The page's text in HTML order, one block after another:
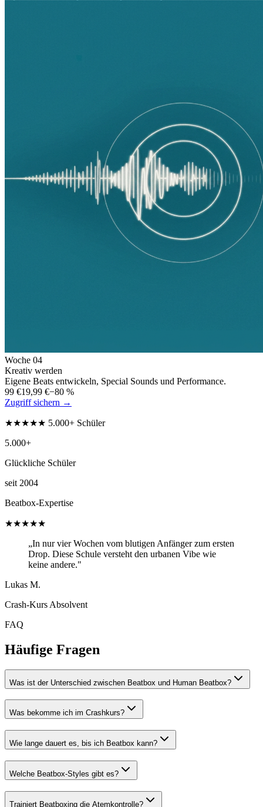
Woche 04
Kreativ werden
Eigene Beats entwickeln, Special Sounds und Performance.
99 €19,99 €−80 %
Zugriff sichern →
★★★★★ 5.000+ Schüler
5.000+
Glückliche Schüler
seit 2004
Beatbox-Expertise
★★★★★
„In nur vier Wochen vom blutigen Anfänger zum ersten
Drop. Diese Schule versteht den urbanen Vibe wie
keine andere."
Lukas M.
Crash-Kurs Absolvent
FAQ
Häufige Fragen
Was ist der Unterschied zwischen Beatbox und Human Beatbox?
Was bekomme ich im Crashkurs?
Wie lange dauert es, bis ich Beatbox kann?
Welche Beatbox-Styles gibt es?
Trainiert Beatboxing die Atemkontrolle?